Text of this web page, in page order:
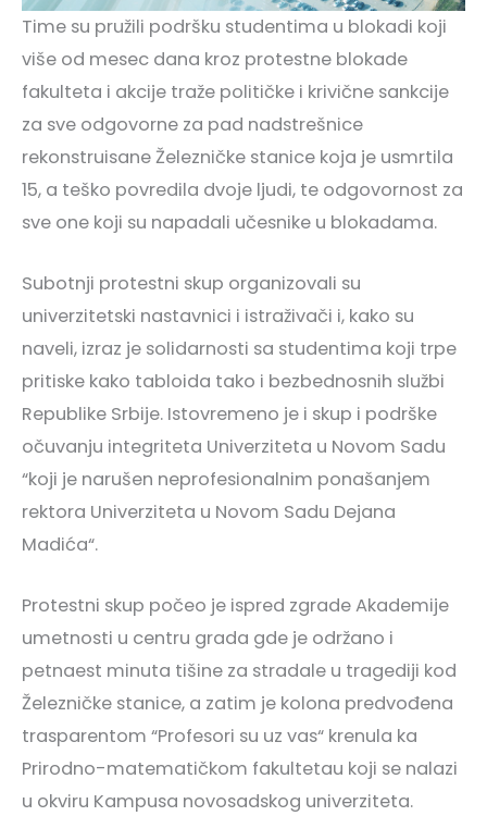
Time su pružili podršku studentima u blokadi koji
više od mesec dana kroz protestne blokade
fakulteta i akcije traže političke i krivične sankcije
za sve odgovorne za pad nadstrešnice
rekonstruisane Železničke stanice koja je usmrtila
15, a teško povredila dvoje ljudi, te odgovornost za
sve one koji su napadali učesnike u blokadama.
Subotnji protestni skup organizovali su
univerzitetski nastavnici i istraživači i, kako su
naveli, izraz je solidarnosti sa studentima koji trpe
pritiske kako tabloida tako i bezbednosnih službi
Republike Srbije. Istovremeno je i skup i podrške
očuvanju integriteta Univerziteta u Novom Sadu
“koji je narušen neprofesionalnim ponašanjem
rektora Univerziteta u Novom Sadu Dejana
Madića“.
Protestni skup počeo je ispred zgrade Akademije
umetnosti u centru grada gde je održano i
petnaest minuta tišine za stradale u tragediji kod
Železničke stanice, a zatim je kolona predvođena
trasparentom “Profesori su uz vas“ krenula ka
Prirodno-matematičkom fakultetau koji se nalazi
u okviru Kampusa novosadskog univerziteta.